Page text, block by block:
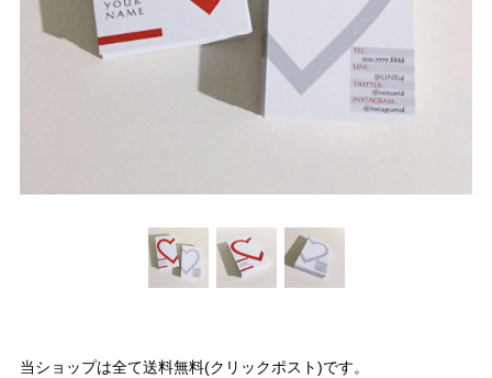
当ショップは全て送料無料(クリックポスト)です。